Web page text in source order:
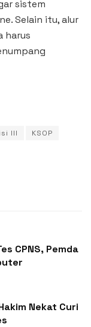
sistem
Selain itu, alur
harus
III
KSOP
CPNS, Pemda
Nekat Curi